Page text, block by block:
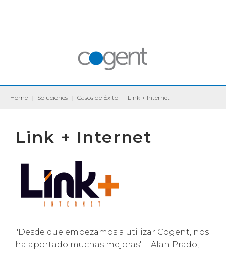
Home Soluciones Casos de Éxito Link + Internet
Link + Internet
"Desde que empezamos a utilizar Cogent, nos
ha aportado muchas mejoras". - Alan Prado,